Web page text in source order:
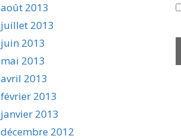
août 2013
juillet 2013
juin 2013
mai 2013
avril 2013
février 2013
janvier 2013
décembre 2012